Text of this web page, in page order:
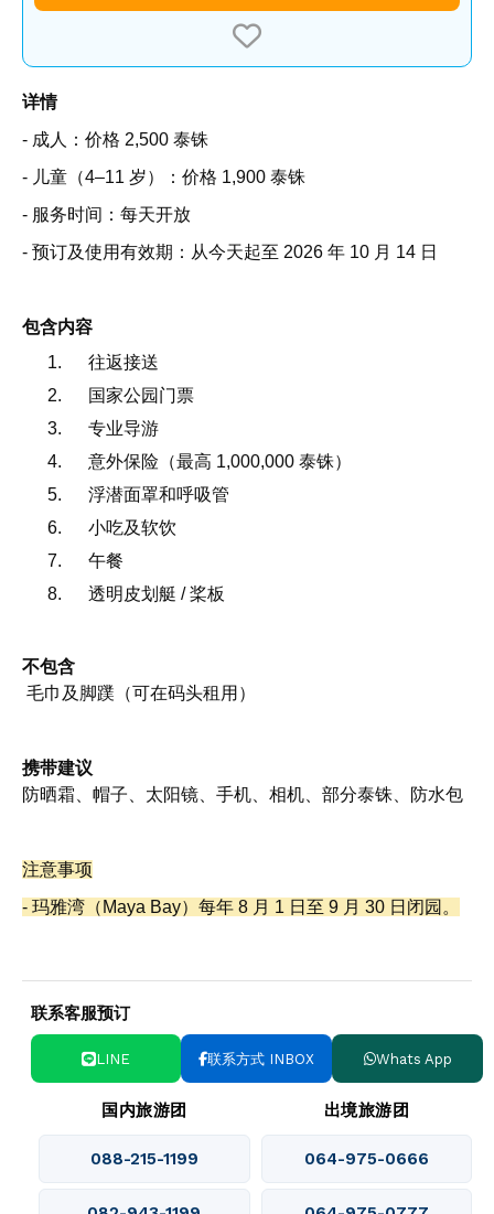
详情
- 成人：价格 2,500 泰铢
- 儿童（4–11 岁）：价格 1,900 泰铢
- 服务时间：每天开放
- 预订及使用有效期：从今天起至 2026 年 10 月 14 日
包含内容
往返接送
国家公园门票
专业导游
意外保险（最高 1,000,000 泰铢）
浮潜面罩和呼吸管
小吃及软饮
午餐
透明皮划艇 / 桨板
不包含
毛巾及脚蹼（可在码头租用）
携带建议
防晒霜、帽子、太阳镜、手机、相机、部分泰铢、防水包
注意事项
- 玛雅湾（Maya Bay）每年 8 月 1 日至 9 月 30 日闭园。
联系客服预订
LINE 联系方式 INBOX Whats App
国内旅游团 出境旅游团
088-215-1199 064-975-0666